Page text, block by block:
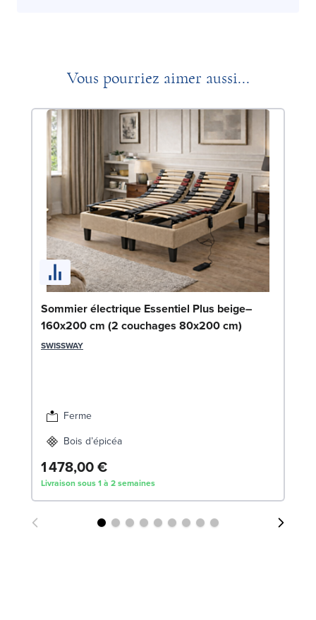
Vous pourriez aimer aussi...
Sommier électrique Essentiel Plus beige–
160x200 cm (2 couchages 80x200 cm)
SWISSWAY
Ferme
Bois d’épicéa
1 478,00 €
Livraison sous 1 à 2 semaines